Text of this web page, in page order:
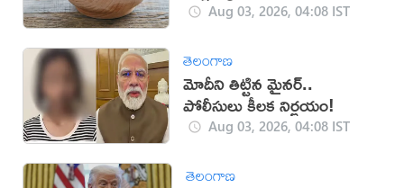
Aug 03, 2026, 04:08 IST
తెలంగాణ
మోదీని తిట్టిన మైనర్..
పోలీసులు కీలక నిర్ణయం!
Aug 03, 2026, 04:08 IST
తెలంగాణ